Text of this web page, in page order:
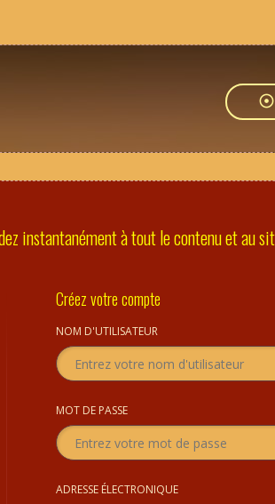
instantanément à tout le contenu et au
Créez votre compte
NOM D'UTILISATEUR
MOT DE PASSE
ADRESSE ÉLECTRONIQUE